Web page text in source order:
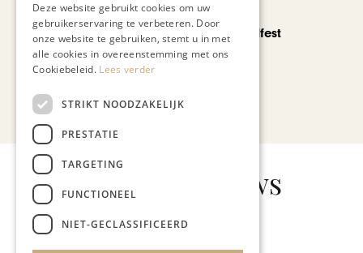
CHAPEAU TV
Noorbeek Foodfest
Bekijk alle artikelen
Gerelateerd nieuws
Deze website gebruikt cookies om uw
gebruikerservaring te verbeteren. Door
onze website te gebruiken, stemt u in met
alle cookies in overeenstemming met ons
Cookiebeleid. Lees verder
STRIKT NOODZAKELIJK
PRESTATIE
TARGETING
FUNCTIONEEL
NIET-GECLASSIFICEERD